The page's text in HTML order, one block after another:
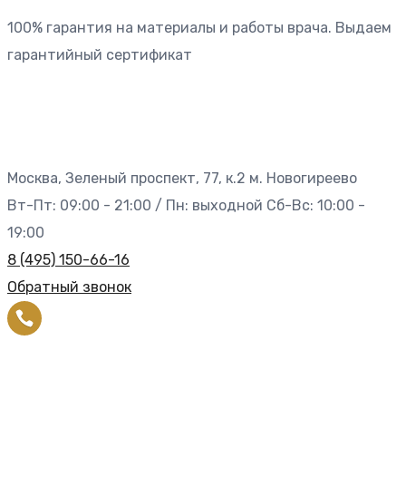
100% гарантия на материалы и работы врача. Выдаем
гарантийный сертификат
Москва, Зеленый проспект, 77, к.2 м. Новогиреево
Вт-Пт: 09:00 - 21:00 / Пн: выходной Сб-Вс: 10:00 -
19:00
8 (495) 150-66-16
Обратный звонок